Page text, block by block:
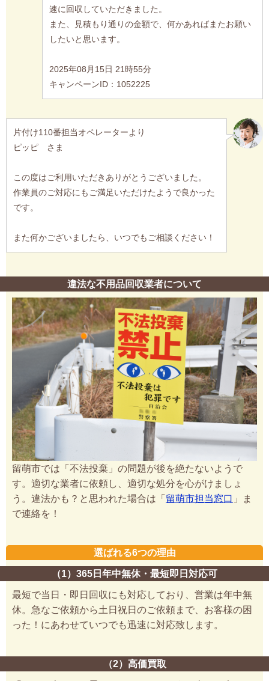
速に回収していただきました。
また、見積もり通りの金額で、何かあればまたお願い
したいと思います。
2025年08月15日 21時55分
キャンペーンID：1052225
片付け110番担当オペレーターより
ピッピ さま
この度はご利用いただきありがとうございました。
作業員のご対応にもご満足いただけたようで良かった
です。
また何かございましたら、いつでもご相談ください！
違法な不用品回収業者について
留萌市では「不法投棄」の問題が後を絶たないようで
す。適切な業者に依頼し、適切な処分を心がけましょ
う。違法かも？と思われた場合は「 留萌市担当窓口 」ま
で連絡を！
選ばれる6つの理由
（1）365日年中無休・最短即日対応可
最短で当日・即日回収にも対応しており、営業は年中無
休。急なご依頼から土日祝日のご依頼まで、お客様の困
った！にあわせていつでも迅速に対応致します。
（2）高価買取